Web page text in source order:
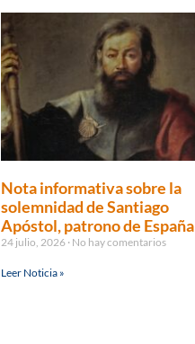
Nota informativa sobre la
solemnidad de Santiago
Apóstol, patrono de España
24 julio, 2026 No hay comentarios
Leer Noticia »